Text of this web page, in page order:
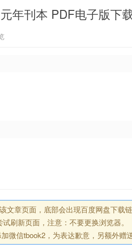
年刊本 PDF电子版下
文章页面，底部会出现百度网盘下载链
刷新页面，注意：不要更换浏览器。
微信tbook2，为表达歉意，另额外赠